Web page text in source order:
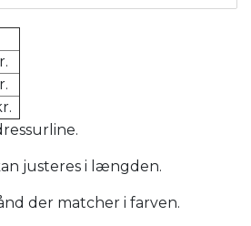
justeres i længden.
der matcher i farven.